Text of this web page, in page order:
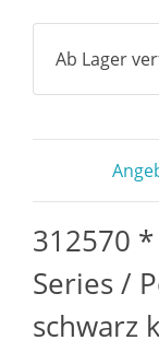
Ab Lager
312570 *
Series /
schwarz